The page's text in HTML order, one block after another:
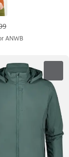
ANWB